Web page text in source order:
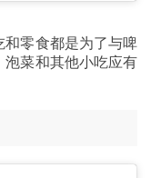
和零食都是为了与啤
泡菜和其他小吃应有